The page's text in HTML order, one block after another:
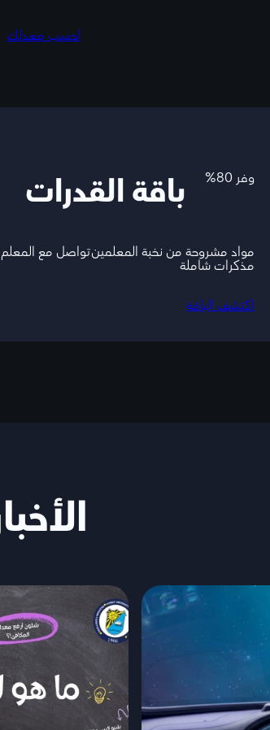
احسب معدلك
وفر 80% باقة القدرات
مواد مشروحة من نخبة المعلمينتواصل مع المعلم
مذكرات شاملة
اكتشف الباقة